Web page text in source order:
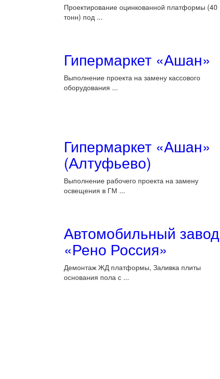
Проектирование оцинкованной платформы (40
тонн) под ...
Гипермаркет «Ашан»
Выполнение проекта на замену кассового
оборудования ...
Гипермаркет «Ашан»
(Алтуфьево)
Выполнение рабочего проекта на замену
освещения в ГМ ...
Автомобильный завод
«Рено Россия»
Демонтаж ЖД платформы, Заливка плиты
основания пола с ...